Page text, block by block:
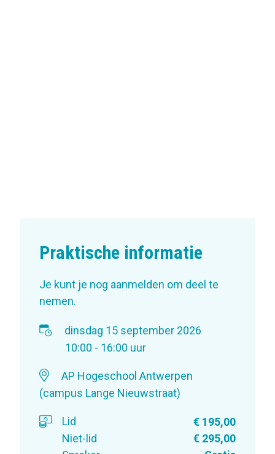
Praktische informatie
Je kunt je nog aanmelden om deel te
nemen.
dinsdag 15 september 2026
10:00 - 16:00 uur
AP Hogeschool Antwerpen
(campus Lange Nieuwstraat)
Lid
€ 195,00
Niet-lid
€ 295,00